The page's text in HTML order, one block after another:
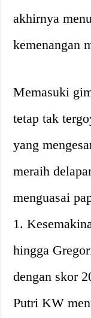
akhirnya
kemenangan
Memasuki
tetap tak
yang
meraih
menguasai
1.
hingga
dengan skor
Putri KW